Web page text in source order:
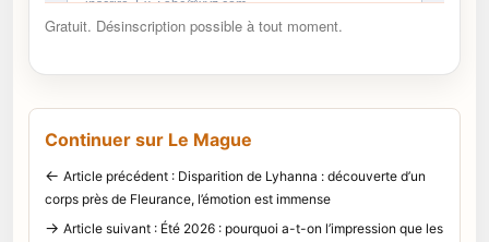
Gratuit. Désinscription possible à tout moment.
Continuer sur Le Mague
← Article précédent : Disparition de Lyhanna : découverte d’un
corps près de Fleurance, l’émotion est immense
→ Article suivant : Été 2026 : pourquoi a-t-on l’impression que les